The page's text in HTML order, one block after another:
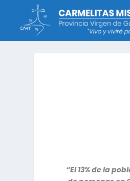
“El 13% de la